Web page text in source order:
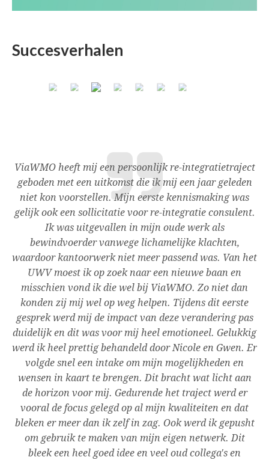
Succesverhalen
ViaWMO heeft mij een persoonlijk re-integratietraject
geboden met een uitkomst die ik mij een jaar geleden
niet kon voorstellen. Mijn eerste kennismaking was
gelijk ook een sollicitatie voor re-integratie consulent.
Ik was uitgevallen in mijn oude werk als
bewindvoerder vanwege lichamelijke klachten,
waardoor kantoorwerk niet meer passend was. Van het
UWV moest ik op zoek naar een nieuwe baan en
misschien vond ik die wel bij ViaWMO. Zo niet dan
konden zij mij wel op weg helpen. Tijdens dit eerste
gesprek werd mij de impact van deze verandering pas
duidelijk en dit was voor mij heel emotioneel. Gelukkig
werd ik heel prettig behandeld door Nicole en Gwen. Er
volgde snel een intake om mijn mogelijkheden en
wensen in kaart te brengen. Dit bracht wat licht aan
de horizon voor mij. Gedurende het traject werd er
vooral de focus gelegd op al mijn kwaliteiten en dat
bleken er meer dan ik zelf in zag. Ook werd ik gepusht
om gebruik te maken van mijn eigen netwerk. Dit
bleek een heel goed idee en veel oud collega's en